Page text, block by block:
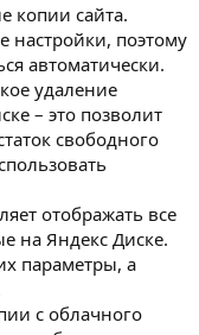
копии сайта.
поэтому
автоматически.
удаление
– это позволит
свободного
отображать все
на Яндекс Диске.
параметры, а
с облачного